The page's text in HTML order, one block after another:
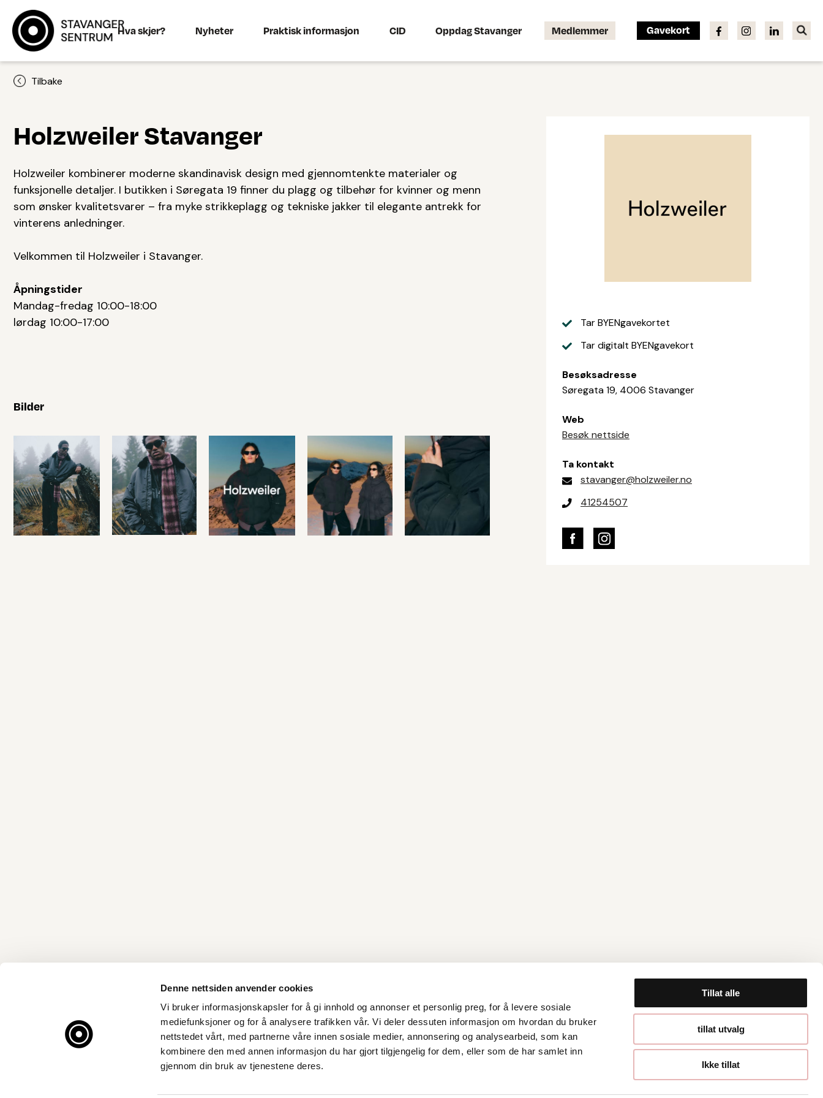
Denne nettsiden anvender cookies
Vi bruker informasjonskapsler for å gi innhold og annonser et personlig preg, for å levere sosiale
mediefunksjoner og for å analysere trafikken vår. Vi deler dessuten informasjon om hvordan du bruker
nettstedet vårt, med partnerne våre innen sosiale medier, annonsering og analysearbeid, som kan
kombinere den med annen informasjon du har gjort tilgjengelig for dem, eller som de har samlet inn
gjennom din bruk av tjenestene deres.
Tillat alle
tillat utvalg
Ikke tillat
Hva skjer? Nyheter Praktisk informasjon CID Oppdag Stavanger Medlemmer Gavekort
Tilbake
Holzweiler Stavanger
Holzweiler kombinerer moderne skandinavisk design med gjennomtenkte materialer og
funksjonelle detaljer. I butikken i Søregata 19 finner du plagg og tilbehør for kvinner og menn
som ønsker kvalitetsvarer – fra myke strikkeplagg og tekniske jakker til elegante antrekk for
vinterens anledninger.
Velkommen til Holzweiler i Stavanger.
Åpningstider
Mandag-fredag 10:00-18:00
lørdag 10:00-17:00
Bilder
Tar BYENgavekortet
Tar digitalt BYENgavekort
Besøksadresse
Søregata 19, 4006 Stavanger
Web
Besøk nettside
Ta kontakt
stavanger@holzweiler.no
41254507
Kontakt oss
Stavanger Sentrum AS
Østervåg 6
Åpningstider
Hverdager 10:00-